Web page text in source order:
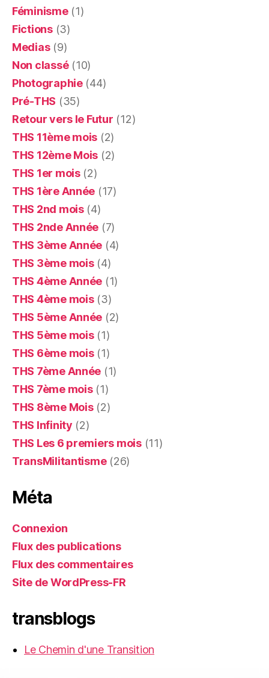
Féminisme(1)
Fictions(3)
Medias(9)
Non classé(10)
Photographie(44)
Pré-THS (35)
Retour vers le Futur (12)
THS 11ème mois (2)
THS 12ème Mois (2)
THS 1er mois(2)
THS 1ère Année (17)
THS 2nd mois(4)
THS 2nde Année (7)
THS 3ème Année (4)
THS 3ème mois(4)
THS 4ème Année (1)
THS 4ème mois(3)
THS 5ème Année (2)
THS 5ème mois(1)
THS 6ème mois(1)
THS 7ème Année (1)
THS 7ème mois(1)
THS 8ème Mois(2)
THS Infinity (2)
THS Les 6 premiers mois(11)
TransMilitantisme(26)
Méta
Connexion
Flux des publications
Flux des commentaires
Site de WordPress-FR
transblogs
Le Chemin d'une Transition